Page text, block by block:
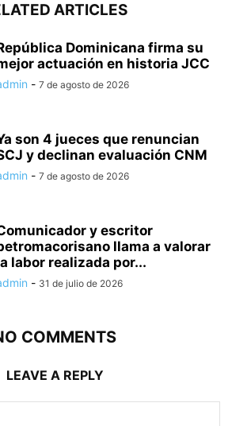
ARTICLES
Dominicana firma su
actuación en historia JCC
- 7 de agosto de 2026
son 4 jueces que renuncian
y declinan evaluación CNM
- 7 de agosto de 2026
y escritor
llama a valorar
labor realizada por...
- 31 de julio de 2026
COMMENTS
LEAVE A REPLY